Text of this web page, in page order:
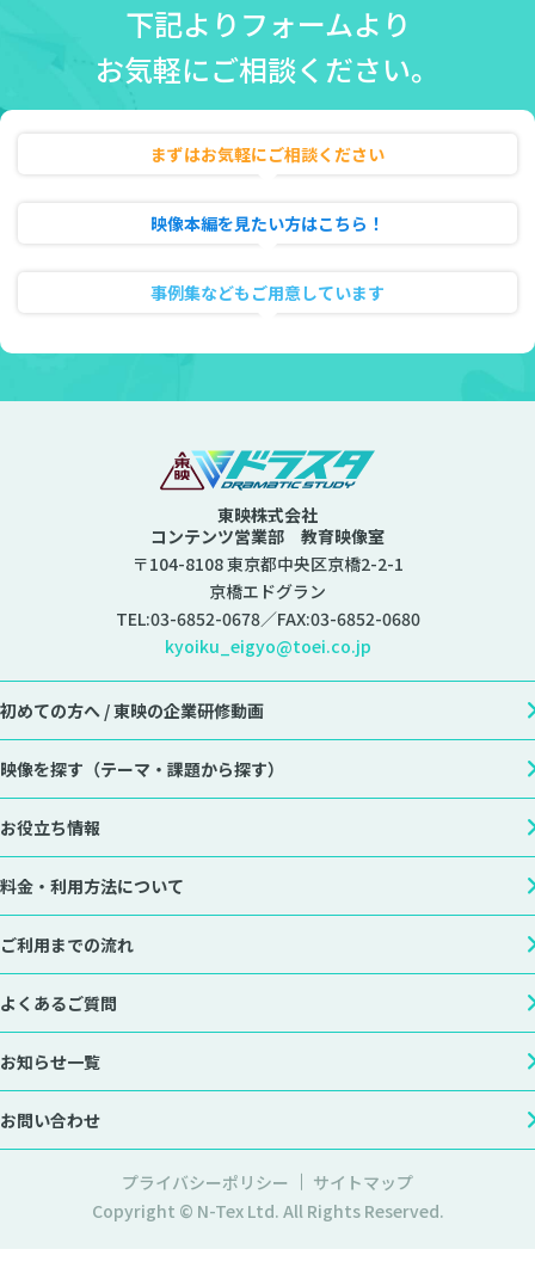
下記よりフォームより
お気軽にご相談ください。
まずはお気軽にご相談ください
映像本編を見たい方はこちら！
事例集などもご用意しています
東映株式会社
コンテンツ営業部 教育映像室
〒104-8108 東京都中央区京橋2-2-1
京橋エドグラン
TEL:03-6852-0678／FAX:03-6852-0680
kyoiku_eigyo@toei.co.jp
初めての方へ /東映の企業研修動画
映像を探す （テーマ・課題から探す）
お役立ち情報
料金・利用方法について
ご利用までの流れ
よくあるご質問
お知らせ一覧
お問い合わせ
プライバシーポリシー
サイトマップ
Copyright © N-Tex Ltd. All Rights Reserved.